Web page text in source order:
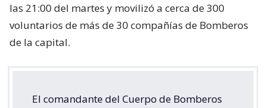
las 21:00 del martes y movilizó a cerca de 300
voluntarios de más de 30 compañías de Bomberos
de la capital.
El comandante del Cuerpo de Bomberos